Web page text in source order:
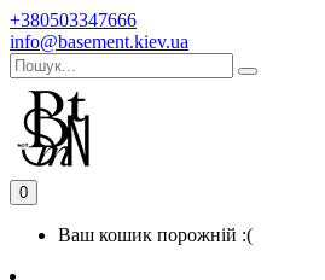
+380503347666
info@basement.kiev.ua
0
Ваш кошик порожній :(